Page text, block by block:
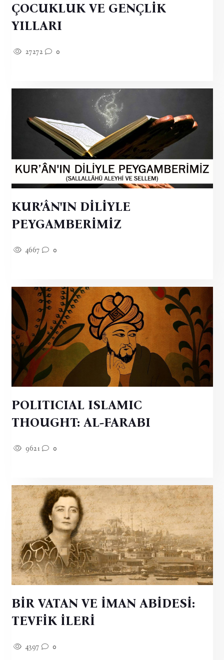
ÇOCUKLUK VE GENÇLİK
YILLARI
27272 0
KUR’ÂN'IN DİLİYLE
PEYGAMBERİMİZ
4667 0
POLITICIAL ISLAMIC
THOUGHT: AL-FARABI
9621 0
BİR VATAN VE İMAN ABİDESİ:
TEVFİK İLERİ
4397 0